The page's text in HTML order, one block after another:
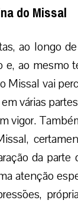
do Missal
ao longo
ao mesmo
Missal vai
várias
vigor.
da
atenção